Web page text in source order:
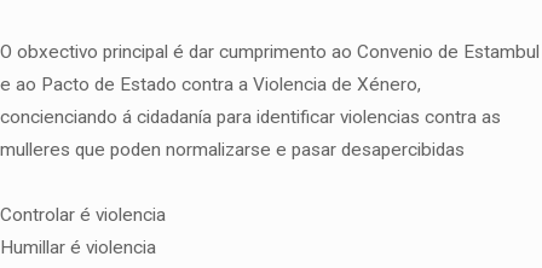
O obxectivo principal é dar cumprimento ao Convenio de Estambul
e ao Pacto de Estado contra a Violencia de Xénero,
concienciando á cidadanía para identificar violencias contra as
mulleres que poden normalizarse e pasar desapercibidas
Controlar é violencia
Humillar é violencia